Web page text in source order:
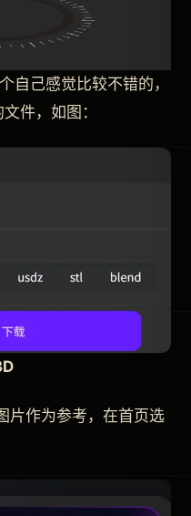
自己感觉比较不错的，
件，如图：
片作为参考，在首页选